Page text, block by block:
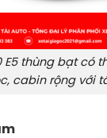
E5 thùng bạt có
cabin rộng với